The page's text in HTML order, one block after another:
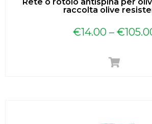
Rete o rotolo antispina per
raccolta olive
€14.00– €